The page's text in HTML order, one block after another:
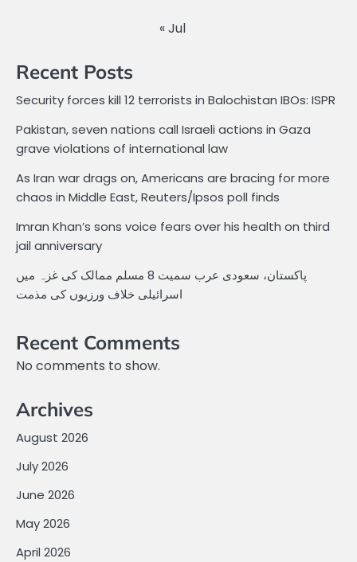
« Jul
Recent Posts
Security forces kill 12 terrorists in Balochistan IBOs: ISPR
Pakistan, seven nations call Israeli actions in Gaza
grave violations of international law
As Iran war drags on, Americans are bracing for more
chaos in Middle East, Reuters/Ipsos poll finds
Imran Khan’s sons voice fears over his health on third
jail anniversary
پاکستان، سعودی عرب سمیت 8 مسلم ممالک کی غزہ میں
اسرائیلی خلاف ورزیوں کی مذمت
Recent Comments
No comments to show.
Archives
August 2026
July 2026
June 2026
May 2026
April 2026